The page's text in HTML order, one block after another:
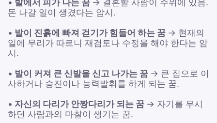
돈 나갈 일이 생겼다는 암시.
• 발이 진흙에 빠져 걷기가 힘들어 하는 꿈 → 현재의
일에 무리가 따르니 재검토나 수정을 해야 한다는 암
시.
• 발이 커져 큰 신발을 신고 나가는 꿈 → 큰 집으로 이
사하거나 승진이나 능력발휘를 하게 되는 꿈.
• 자신의 다리가 안짱다리가 되는 꿈 → 자기를 무시
하던 사람과의 마찰이 생기는 꿈.